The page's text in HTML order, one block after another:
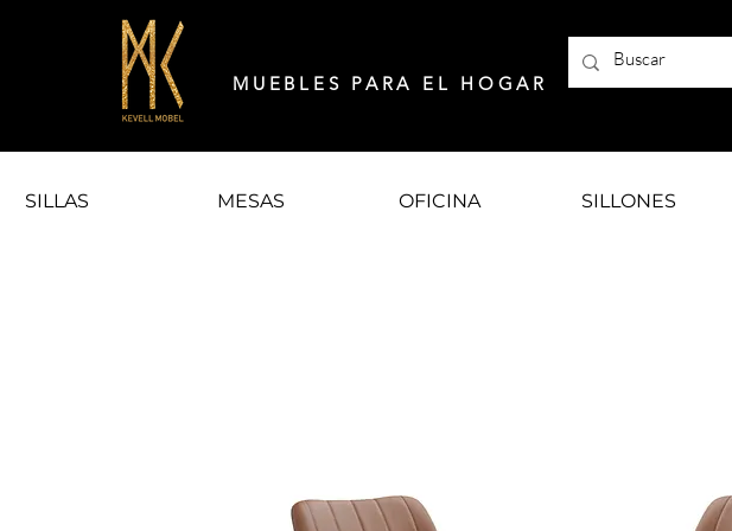
MUEBLES PARA EL HOGAR
SILLAS MESAS OFICINA SILLONES